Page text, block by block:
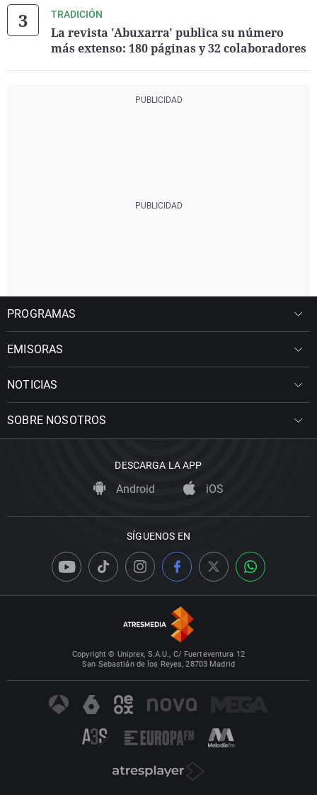
TRADICIÓN
La revista 'Abuxarra' publica su número
más extenso: 180 páginas y 32 colaboradores
PROGRAMAS
EMISORAS
NOTICIAS
SOBRE NOSOTROS
DESCARGA LA APP
Android iOS
SÍGUENOS EN
Copyright © Uniprex, S.A.U., C/ Fuerteventura 12
San Sebastián de los Reyes, 28703 Madrid